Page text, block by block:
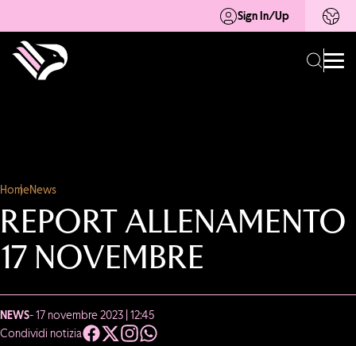
Sign In/Up
HomeNews
REPORT ALLENAMENTO
17 NOVEMBRE
NEWS- 17 novembre 2023 | 12:45
Condividi notizia